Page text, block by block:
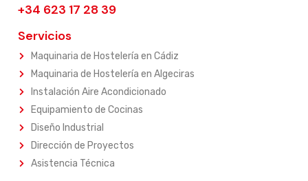
+34 623 17 28 39
Servicios
Maquinaria de Hostelería en Cádiz
Maquinaria de Hostelería en Algeciras
Instalación Aire Acondicionado
Equipamiento de Cocinas
Diseño Industrial
Dirección de Proyectos
Asistencia Técnica